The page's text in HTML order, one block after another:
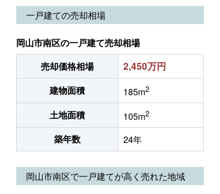
一戸建ての売却相場
岡山市南区の一戸建て売却相場
売却価格相場
2,450万円
建物面積 185m2
土地面積 105m2
築年数 24年
岡山市南区で一戸建てが高く売れた地域